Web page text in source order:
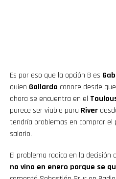
Es por eso que la opción B es
quien Gallardo conoce desde
ahora se encuentra en el
parece ser viable para River
tendría problemas en comprar el
salario.
El problema radica en la decisión
no vino en enero porque se